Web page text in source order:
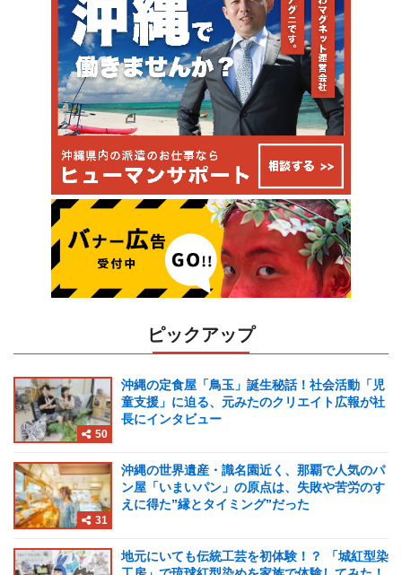
ピックアップ
50
沖縄の定食屋「鳥玉」誕生秘話！社会活動「児
童支援」に迫る、元みたのクリエイト広報が社
長にインタビュー
31
沖縄の世界遺産・識名園近く、那覇で人気のパ
ン屋「いまいパン」の原点は、失敗や苦労のす
えに得た”縁とタイミング”だった
地元にいても伝統工芸を初体験！？ 「城紅型染